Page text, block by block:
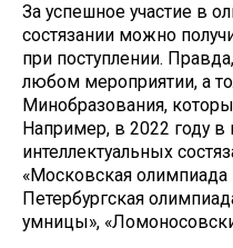
За успешное участие в
состязании можно
при поступлении.
любом мероприятии, а
Минобразования,
Например, в 2022 году
интеллектуальных
«Московская олимпиада
Петербургская
умницы»,